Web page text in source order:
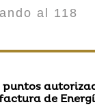
al 118
puntos
de